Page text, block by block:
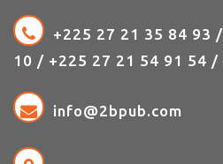
+225 27 21 35 84 93
10 / +225 27 21 54 91 54
info@2bpub.com